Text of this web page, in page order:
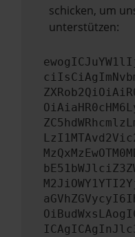
schicken, um
unterstützen: